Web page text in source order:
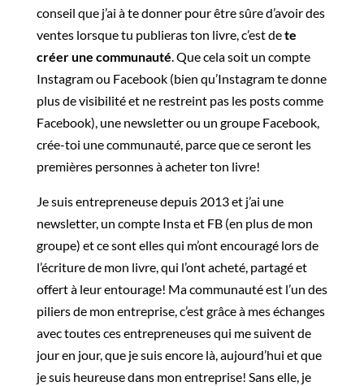
conseil que j’ai à te donner pour être sûre d’avoir des
ventes lorsque tu publieras ton livre, c’est dete
créer une communauté. Que cela soit un compte
Instagram ou Facebook (bien qu’Instagram te donne
plus de visibilité et ne restreint pas les posts comme
Facebook), une newsletter ou un groupe Facebook,
crée-toi une communauté, parce que ce seront les
premières personnes à acheter ton livre!
Je suis entrepreneuse depuis 2013 et j’ai une
newsletter, un compte Insta et FB (en plus de mon
groupe) et ce sont elles qui m’ont encouragé lors de
l’écriture de mon livre, qui l’ont acheté, partagé et
offert à leur entourage! Ma communauté est l’un des
piliers de mon entreprise, c’est grâce à mes échanges
avec toutes ces entrepreneuses qui me suivent de
jour en jour, que je suis encore là, aujourd’hui et que
je suis heureuse dans mon entreprise! Sans elle, je